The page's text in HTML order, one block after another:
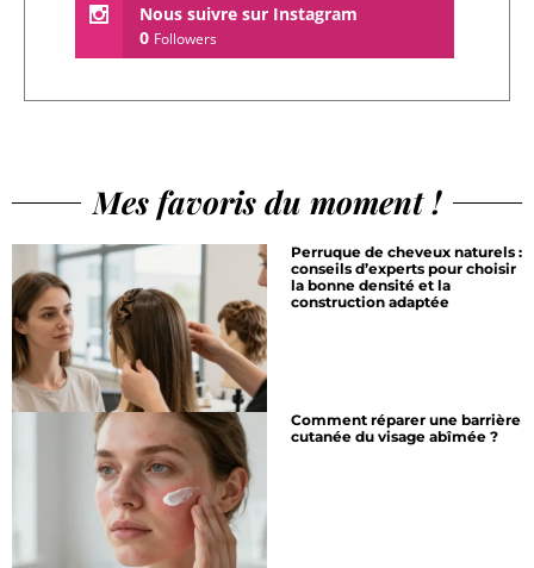
Nous suivre sur Instagram
0 Followers
Mes favoris du moment !
Perruque de cheveux naturels :
conseils d’experts pour choisir
la bonne densité et la
construction adaptée
Comment réparer une barrière
cutanée du visage abîmée ?